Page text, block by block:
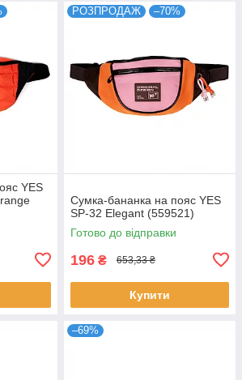
YES
РОЗПРОДАЖ –70%
Сумка-бананка на пояс YES
SP-32 Elegant (559521)
Готово до відправки
196 ₴ 653,33 ₴
Купити
–69%